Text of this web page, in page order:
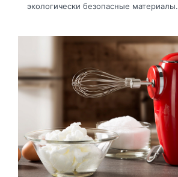
экологически безопасные материалы.